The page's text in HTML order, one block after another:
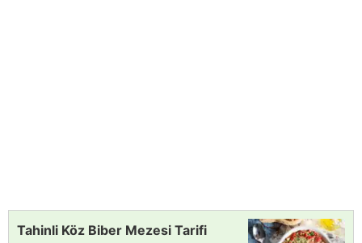
Tahinli Köz Biber Mezesi Tarifi